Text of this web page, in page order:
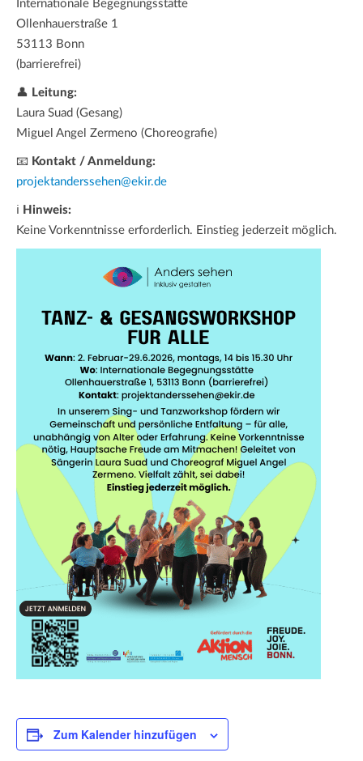
Internationale Begegnungsstätte
Ollenhauerstraße 1
53113 Bonn
(barrierefrei)
👤 Leitung:
Laura Suad (Gesang)
Miguel Angel Zermeno (Choreografie)
📧 Kontakt / Anmeldung:
projektanderssehen@ekir.de
ℹ Hinweis:
Keine Vorkenntnisse erforderlich. Einstieg jederzeit möglich.
Zum Kalender hinzufügen